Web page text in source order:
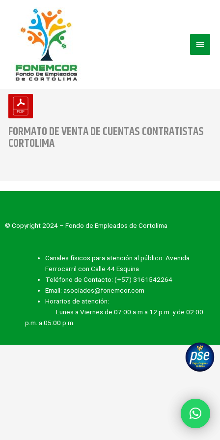
contenido
FORMATO DE VENTA DE CUENTAS CONTRATISTAS
CORTOLIMA
© Copyright 2024 – Fondo de Empleados de Cortolima
Canales físicos para atención al público: Avenida
Ferrocarril con Calle 44 Esquina
Teléfono de Contacto: (+57) 3161542264
Email: asociados@fonemcor.com
Horarios de atención:
Lunes a Viernes de 07:00 a.m a 12 p.m. y de 02:00
p.m. a 05:00 p.m.